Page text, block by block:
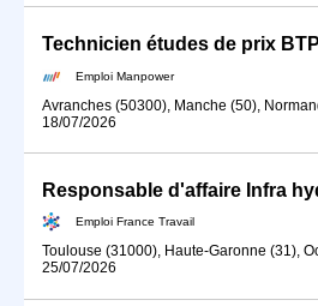
Technicien études de prix
Emploi Manpower
Avranches (50300), Manche (50),
18/07/2026
Emploi France Travail
Toulouse (31000), Haute-Garonne (31),
25/07/2026